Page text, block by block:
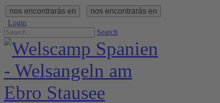
nos encontrarás en
nos encontrarás en
Login
Search